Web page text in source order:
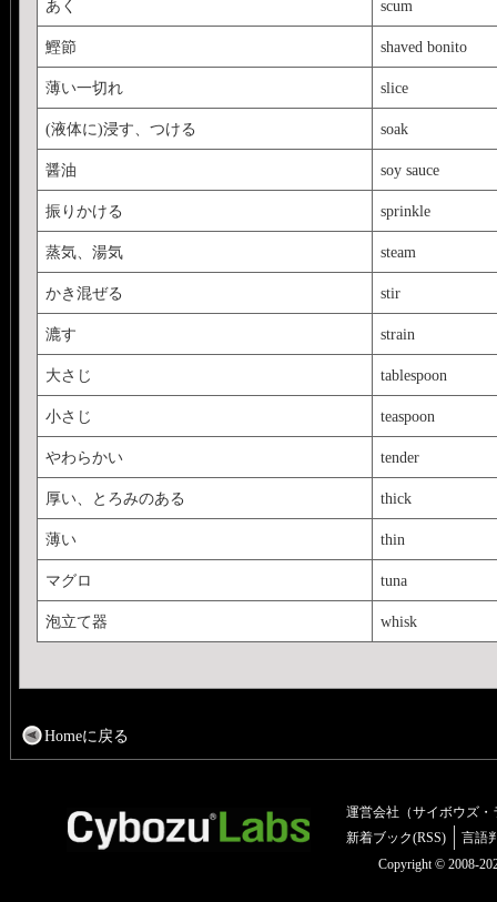
あく scum
鰹節 shaved bonito
薄い一切れ slice
(液体に)浸す、つける soak
醤油 soy sauce
振りかける sprinkle
蒸気、湯気 steam
かき混ぜる stir
漉す strain
大さじ tablespoon
小さじ teaspoon
やわらかい tender
厚い、とろみのある thick
薄い thin
マグロ tuna
泡立て器 whisk
Homeに戻る
運営会社（サイボウズ・
新着ブック(RSS)
言語
Copyright © 2008-